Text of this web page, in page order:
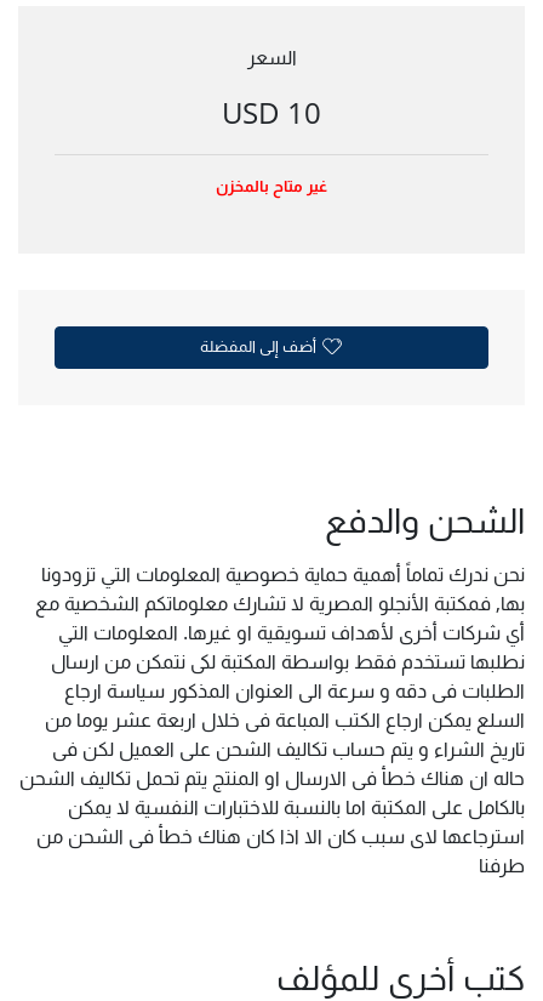
السعر
10 USD
غير متاح بالمخزن
أضف إلى المفضلة
الشحن والدفع
نحن ندرك تماماً أهمية حماية خصوصية المعلومات التي تزودونا
بها, فمكتبة الأنجلو المصرية لا تشارك معلوماتكم الشخصية مع
أي شركات أخرى لأهداف تسويقية او غيرها. المعلومات التي
نطلبها تستخدم فقط بواسطة المكتبة لكى نتمكن من ارسال
الطلبات فى دقه و سرعة الى العنوان المذكور سياسة ارجاع
السلع يمكن ارجاع الكتب المباعة فى خلال اربعة عشر يوما من
تاريخ الشراء و يتم حساب تكاليف الشحن على العميل لكن فى
حاله ان هناك خطأ فى الارسال او المنتج يتم تحمل تكاليف الشحن
بالكامل على المكتبة اما بالنسبة للاختبارات النفسية لا يمكن
استرجاعها لاى سبب كان الا اذا كان هناك خطأ فى الشحن من
طرفنا
كتب أخرى للمؤلف